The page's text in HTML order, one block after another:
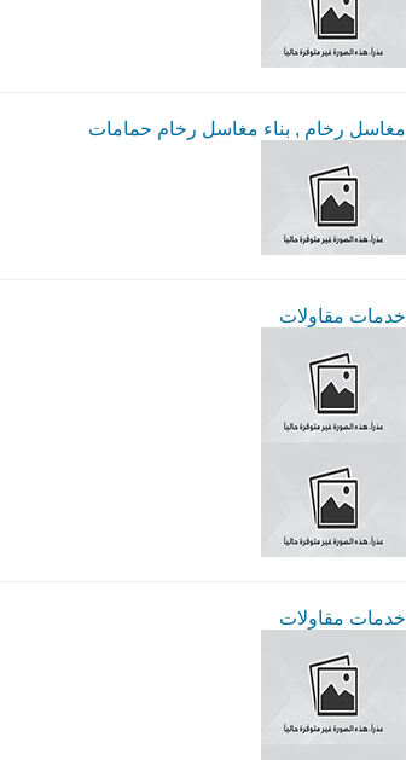
مغاسل رخام , بناء مغاسل رخام حمامات
خدمات مقاولات
خدمات مقاولات